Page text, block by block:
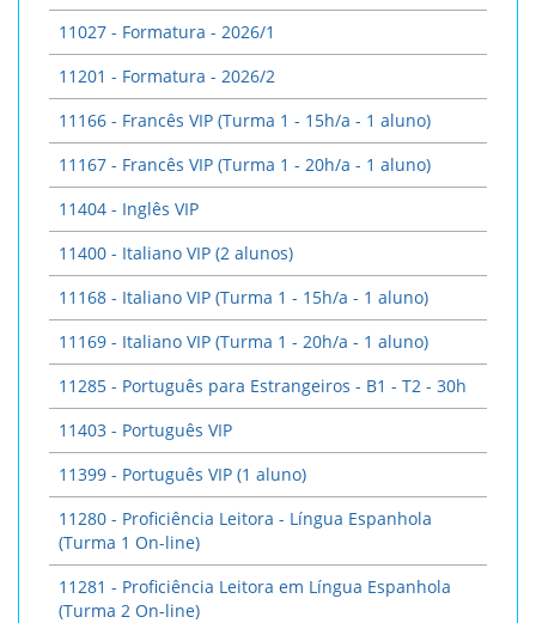
11027 - Formatura - 2026/1
11201 - Formatura - 2026/2
11166 - Francês VIP (Turma 1 - 15h/a - 1 aluno)
11167 - Francês VIP (Turma 1 - 20h/a - 1 aluno)
11404 - Inglês VIP
11400 - Italiano VIP (2 alunos)
11168 - Italiano VIP (Turma 1 - 15h/a - 1 aluno)
11169 - Italiano VIP (Turma 1 - 20h/a - 1 aluno)
11285 - Português para Estrangeiros - B1 - T2 - 30h
11403 - Português VIP
11399 - Português VIP (1 aluno)
11280 - Proficiência Leitora - Língua Espanhola
(Turma 1 On-line)
11281 - Proficiência Leitora em Língua Espanhola
(Turma 2 On-line)